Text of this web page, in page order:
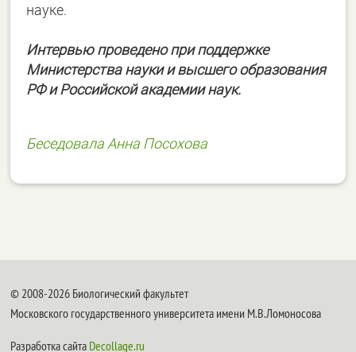
науке.
Интервью проведено при поддержке
Министерства науки и высшего образования
РФ и Российской академии наук.
Беседовала Анна Посохова
© 2008-2026 Биологический факультет
Московского государственного университета имени М.В.Ломоносова
Разработка сайта Decollage.ru